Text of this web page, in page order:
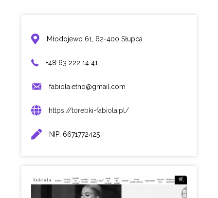
Młodojewo 61, 62-400 Słupca
+48 63 222 14 41
fabiola.etno@gmail.com
https://torebki-fabiola.pl/
NIP: 6671772425